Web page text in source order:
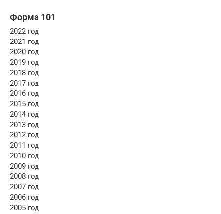
Форма 101
2022 год
2021 год
2020 год
2019 год
2018 год
2017 год
2016 год
2015 год
2014 год
2013 год
2012 год
2011 год
2010 год
2009 год
2008 год
2007 год
2006 год
2005 год